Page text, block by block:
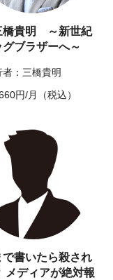
橋貴明 ～新世紀
ブラザーへ～
者：三橋貴明
円/月（税込）
で書いたら殺され
メディアが絶対報